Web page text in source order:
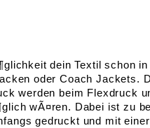
dein Textil schon
oder Coach
werden beim Flexdruck
wÃ¤ren. Dabei ist zu
gedruckt und mit